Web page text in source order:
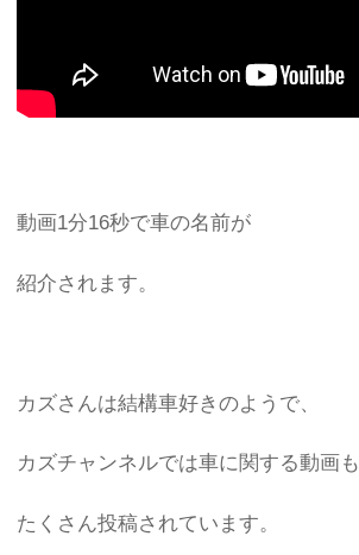
動画1分16秒で車の名前が
紹介されます。
カズさんは結構車好きのようで、
カズチャンネルでは車に関する動画も
たくさん投稿されています。